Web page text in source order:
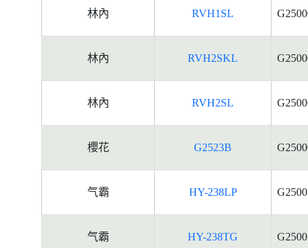
林內 RVH1SL
林內 RVH2SKL
林內 RVH2SL
櫻花 G2523B
气霸 HY-238LP
气霸 HY-238TG